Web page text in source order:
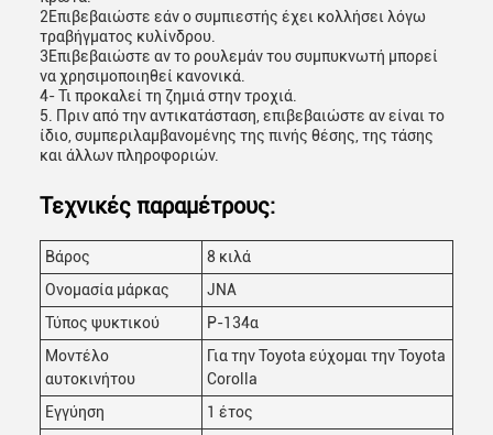
2Επιβεβαιώστε εάν ο συμπιεστής έχει κολλήσει λόγω
τραβήγματος κυλίνδρου.
3Επιβεβαιώστε αν το ρουλεμάν του συμπυκνωτή μπορεί
να χρησιμοποιηθεί κανονικά.
4- Τι προκαλεί τη ζημιά στην τροχιά.
5. Πριν από την αντικατάσταση, επιβεβαιώστε αν είναι το
ίδιο, συμπεριλαμβανομένης της πινής θέσης, της τάσης
και άλλων πληροφοριών.
Τεχνικές παραμέτρους:
Βάρος
8 κιλά
Ονομασία μάρκας
JNA
Τύπος ψυκτικού
Ρ-134α
Μοντέλο
αυτοκινήτου
Για την Toyota εύχομαι την Toyota
Corolla
Εγγύηση
1 έτος